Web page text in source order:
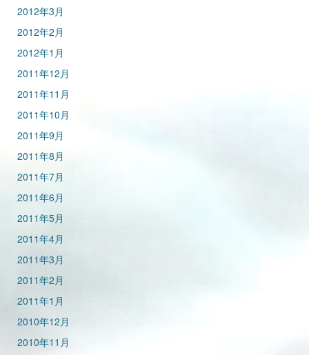
2012年3月
2012年2月
2012年1月
2011年12月
2011年11月
2011年10月
2011年9月
2011年8月
2011年7月
2011年6月
2011年5月
2011年4月
2011年3月
2011年2月
2011年1月
2010年12月
2010年11月